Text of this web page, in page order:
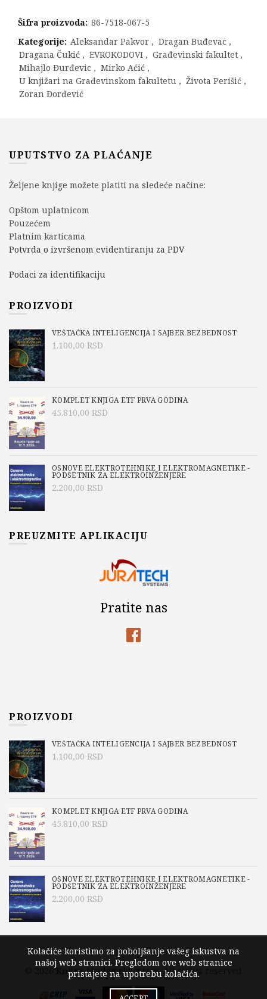
Šifra proizvoda: 86-7518-067-5
Kategorije: Aleksandar Pakvor , Dragan Buđevac ,
Dragana Čukić , EVROKODOVI , Građevinski fakultet ,
Mihajlo Đurđevic , Mirko Aćić ,
U knjižari na Građevinskom fakultetu , Života Perišić ,
Zoran Đorđević
UPUTSTVO ZA PLAĆANJE
Željene knjige možete platiti na sledeće načine:
Opštom uplatnicom
Pouzećem
Platnim karticama
Potvrda o izvršenom evidentiranju za PDV
Podaci za identifikaciju
PROIZVODI
VEŠTAČKA INTELIGENCIJA I SAJBER BEZBEDNOST
1.100,00 RSD
KOMPLET KNJIGA ETF PRVA GODINA
45.810,00 RSD
OSNOVE ELEKTROTEHNIKE I ELEKTROMAGNETIKE -
PODSETNIK ZA ELEKTROINŽENJERE
2.200,00 RSD
PREUZMITE APLIKACIJU
Pratite nas
PROIZVODI
VEŠTAČKA INTELIGENCIJA I SAJBER BEZBEDNOST
1.100,00 RSD
KOMPLET KNJIGA ETF PRVA GODINA
45.810,00 RSD
OSNOVE ELEKTROTEHNIKE I ELEKTROMAGNETIKE -
PODSETNIK ZA ELEKTROINŽENJERE
2.200,00 RSD
© 2026 Knjige Akademska misao. All rights reserved
Kolačiće koristimo za poboljšanje vašeg iskustva na
našoj web stranici. Pregledom ove web stranice
pristajete na upotrebu kolačića.